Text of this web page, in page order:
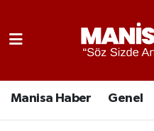
Manisa Haber Genel
Manisa Nöbetçi